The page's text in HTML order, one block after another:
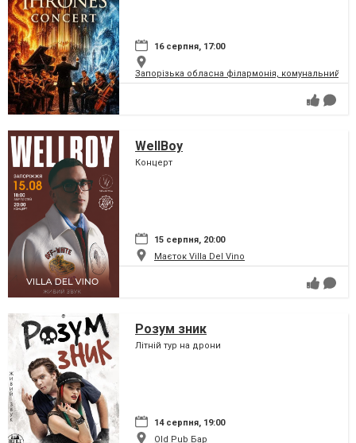
16 серпня, 17:00
Запорізька обласна філармонія, комунальний
WellBoy
Концерт
15 серпня, 20:00
Маєток Villa Del Vino
Розум зник
Літній тур на дрони
14 серпня, 19:00
Old Pub Бар